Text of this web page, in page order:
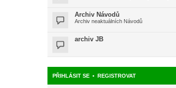
Archiv Návodů
Archiv neaktuálních Návodů
archiv JB
PŘIHLÁSIT SE • REGISTROVAT